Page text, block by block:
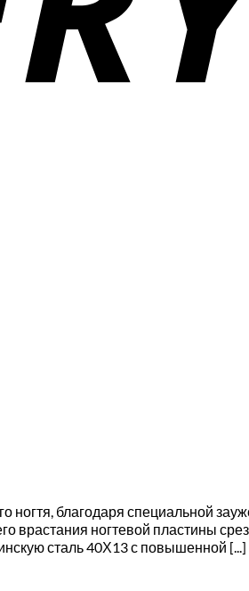
благодаря специальной
врастания ногтевой пластины
сталь 40Х13 с повышенной [...]